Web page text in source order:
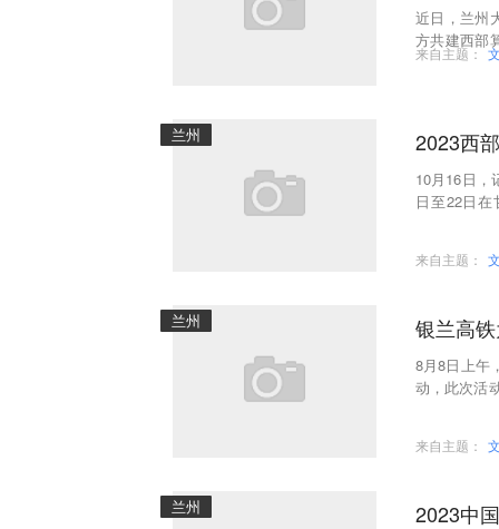
近日，兰州
方共建西部
模式，推动
来自主题：
兰州 2023西
10月16日，
日至22日
来自主题：
兰州 银兰高
8月8日上午
动，此次活
来自主题：
兰州 2023中